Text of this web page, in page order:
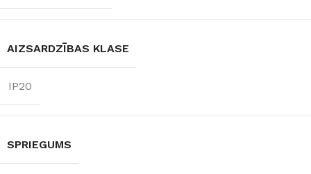
AIZSARDZĪBAS KLASE
IP20
SPRIEGUMS